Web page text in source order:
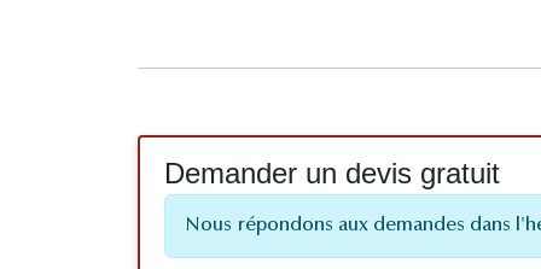
Demander un devis gratuit
Nous répondons aux demandes dans